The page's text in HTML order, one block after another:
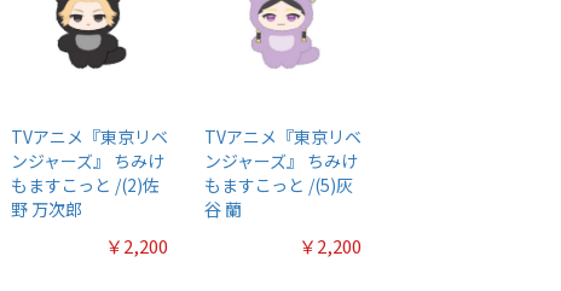
TVアニメ『東京リベ
ンジャーズ』 ちみけ
もますこっと /(2)佐
野 万次郎
￥2,200
TVアニメ『東京リベ
ンジャーズ』 ちみけ
もますこっと /(5)灰
谷 蘭
￥2,200